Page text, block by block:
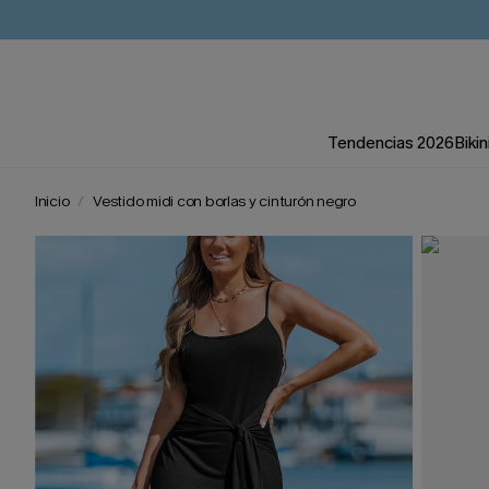
Tendencias 2026
Inicio Vestido midi con borlas y cinturón negro